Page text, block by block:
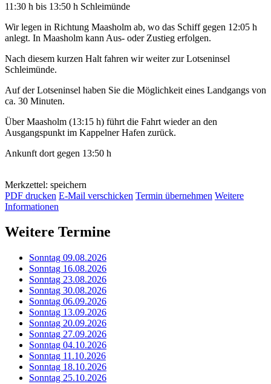
11:30 h bis 13:50 h Schleimünde
Wir legen in Richtung Maasholm ab, wo das Schiff gegen 12:05 h
anlegt. In Maasholm kann Aus- oder Zustieg erfolgen.
Nach diesem kurzen Halt fahren wir weiter zur Lotseninsel
Schleimünde.
Auf der Lotseninsel haben Sie die Möglichkeit eines Landgangs von
ca. 30 Minuten.
Über Maasholm (13:15 h) führt die Fahrt wieder an den
Ausgangspunkt im Kappelner Hafen zurück.
Ankunft dort gegen 13:50 h
Merkzettel: speichern
PDF drucken E-Mail verschicken Termin übernehmen Weitere
Informationen
Weitere Termine
Sonntag 09.08.2026
Sonntag 16.08.2026
Sonntag 23.08.2026
Sonntag 30.08.2026
Sonntag 06.09.2026
Sonntag 13.09.2026
Sonntag 20.09.2026
Sonntag 27.09.2026
Sonntag 04.10.2026
Sonntag 11.10.2026
Sonntag 18.10.2026
Sonntag 25.10.2026